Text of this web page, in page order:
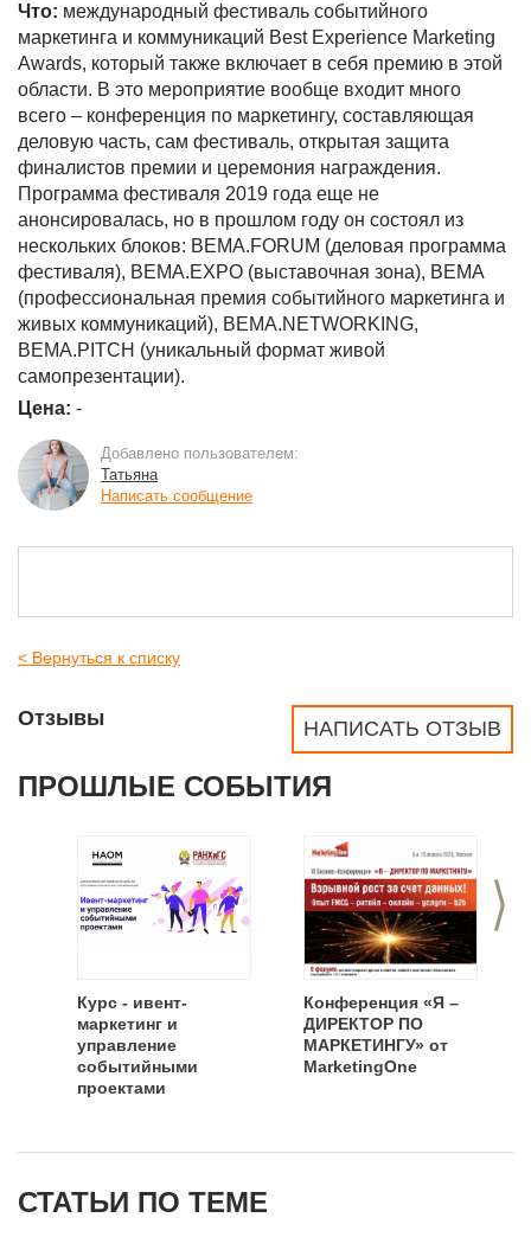
Что: международный фестиваль событийного
маркетинга и коммуникаций Best Experience Marketing
Awards, который также включает в себя премию в этой
области. В это мероприятие вообще входит много
всего – конференция по маркетингу, составляющая
деловую часть, сам фестиваль, открытая защита
финалистов премии и церемония награждения.
Программа фестиваля 2019 года еще не
анонсировалась, но в прошлом году он состоял из
нескольких блоков: BEMA.FORUM (деловая программа
фестиваля), BEMA.EXPO (выставочная зона), BEMA
(профессиональная премия событийного маркетинга и
живых коммуникаций), BEMA.NETWORKING,
BEMA.PITCH (уникальный формат живой
самопрезентации).
Цена: -
Добавлено пользователем:
Татьяна
Написать сообщение
< Вернуться к списку
НАПИСАТЬ ОТЗЫВ
Отзывы
ПРОШЛЫЕ СОБЫТИЯ
>
Курс - ивент-
маркетинг и
управление
cобытийными
проектами
Конференция «Я –
ДИРЕКТОР ПО
МАРКЕТИНГУ» от
MarketingOne
СТАТЬИ ПО ТЕМЕ